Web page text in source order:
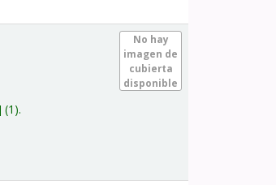
No hay
imagen de
cubierta
disponible
(1).